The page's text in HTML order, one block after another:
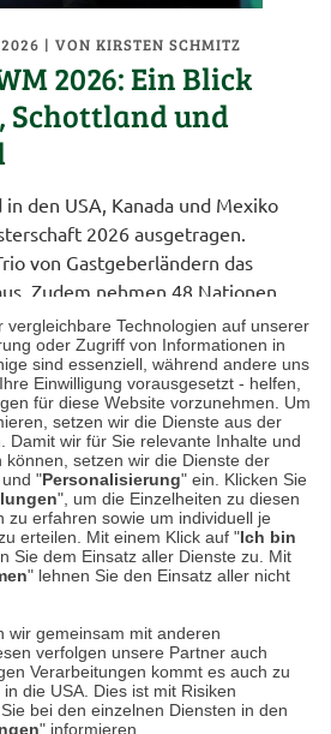
vergleichbare Technologien auf unserer
oder Zugriff von Informationen in
sind essenziell, während andere uns
Einwilligung vorausgesetzt - helfen,
für diese Website vorzunehmen. Um
setzen wir die Dienste aus der
Damit wir für Sie relevante Inhalte und
setzen wir die Dienste der
"Personalisierung" ein. Klicken Sie
", um die Einzelheiten zu diesen
zu erfahren sowie um individuell je
erteilen. Mit einem Klick auf "Ich bin
Sie dem Einsatz aller Dienste zu. Mit
" lehnen Sie den Einsatz aller nicht
wir gemeinsam mit anderen
verfolgen unsere Partner auch
Verarbeitungen kommt es auch zu
die USA. Dies ist mit Risiken
bei den einzelnen Diensten in den
" informieren.
| VON KIRSTEN SCHMITZ
2026: Ein Blick
Schottland und
den USA, Kanada und Mexiko
2026 ausgetragen.
von Gastgeberländern das
Zudem nehmen 48 Nationen
dabei vor allem drei
England, Schottland und
Die kommenden Wochen
Begegnungen,…
Impressum
Kontakt
Netiquette